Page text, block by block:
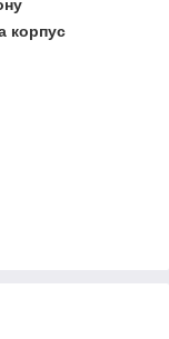
корпус